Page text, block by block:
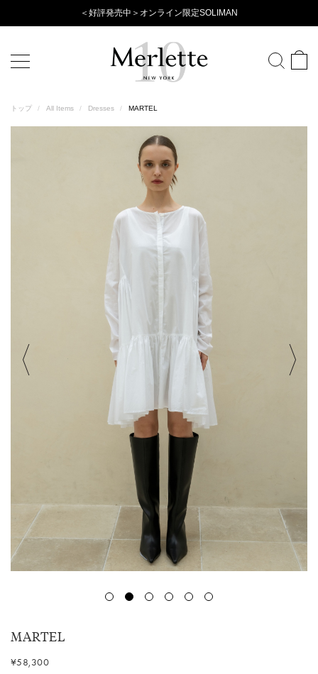
＜好評発売中＞オンライン限定SOLIMAN
Wear
Collection
トップ / All Items / Dresses / MARTEL
MARTEL
¥58,300